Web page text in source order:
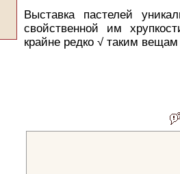
Выставка пастелей
свойственной им
крайне редко √ таким вещам